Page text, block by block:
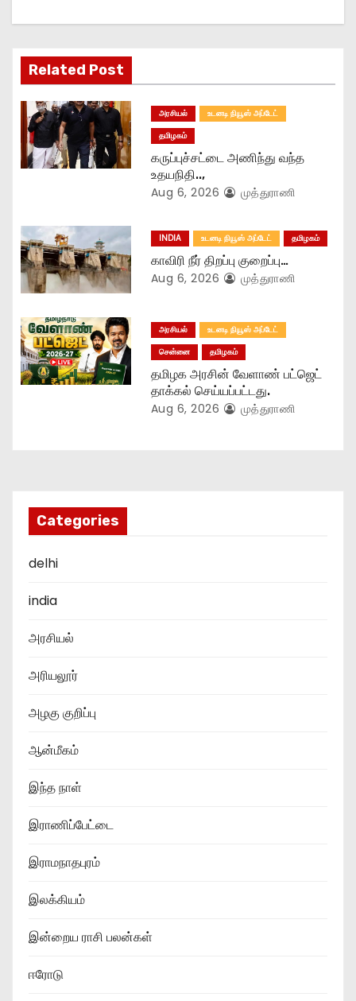
a
t
i
o
n
Related Post
அரசியல்
உடனடி நியூஸ் அப்டேட்
தமிழகம்
கருப்புச்சட்டை அணிந்து வந்த
உதயநிதி..,
Aug 6, 2026 முத்துராணி
INDIA உடனடி நியூஸ் அப்டேட் தமிழகம்
காவிரி நீர் திறப்பு குறைப்பு…
Aug 6, 2026 முத்துராணி
அரசியல்
உடனடி நியூஸ் அப்டேட்
சென்னை
தமிழகம்
தமிழக அரசின் வேளாண் பட்ஜெட்
தாக்கல் செய்யப்பட்டது.
Aug 6, 2026 முத்துராணி
Categories
delhi
india
அரசியல்
அரியலூர்
அழகு குறிப்பு
ஆன்மீகம்
இந்த நாள்
இராணிப்பேட்டை
இராமநாதபுரம்
இலக்கியம்
இன்றைய ராசி பலன்கள்
ஈரோடு